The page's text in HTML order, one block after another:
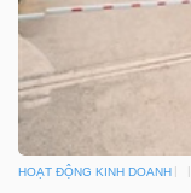
HOẠT ĐỘNG KINH DOANH